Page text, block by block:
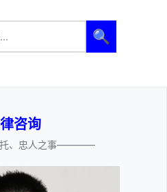
🔍
咨询
、忠人之事————